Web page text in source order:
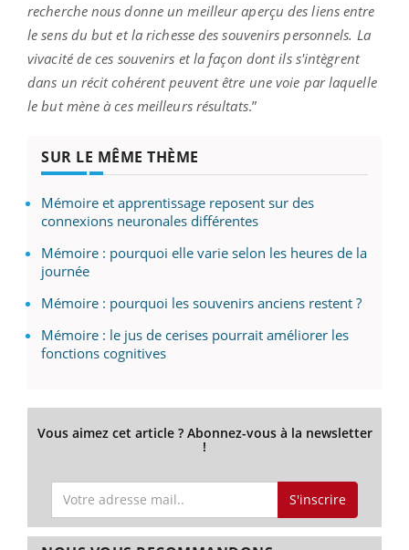
recherche nous donne un meilleur aperçu des liens entre
le sens du but et la richesse des souvenirs personnels. La
vivacité de ces souvenirs et la façon dont ils s'intègrent
dans un récit cohérent peuvent être une voie par laquelle
le but mène à ces meilleurs résultats.”
SUR LE MÊME THÈME
Mémoire et apprentissage reposent sur des
connexions neuronales différentes
Mémoire : pourquoi elle varie selon les heures de la
journée
Mémoire : pourquoi les souvenirs anciens restent ?
Mémoire : le jus de cerises pourrait améliorer les
fonctions cognitives
Vous aimez cet article ? Abonnez-vous à la newsletter
!
S'inscrire